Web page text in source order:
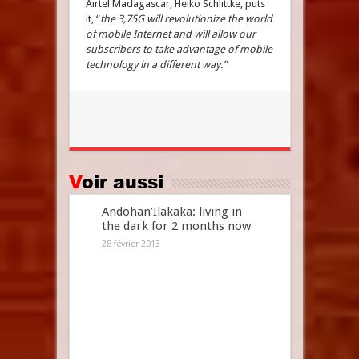
Airtel Madagascar, Heiko Schlittke, puts
it, “the 3,75G will revolutionize the world
of mobile Internet and will allow our
subscribers to take advantage of mobile
technology in a different way.”
Voir aussi
Andohan’Ilakaka: living in
the dark for 2 months now
28 février 2013